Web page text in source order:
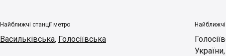
Найближчі станції метро
Васильківська, Голосіївська
Найближчі
України,